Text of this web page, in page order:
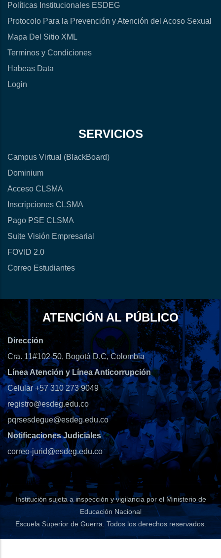
Políticas Institucionales ESDEG
Protocolo Para la Prevención y Atención del Acoso Sexual
Mapa Del Sitio XML
Terminos y Condiciones
Habeas Data
Login
SERVICIOS
Campus Virtual (BlackBoard)
Dominium
Acceso CLSMA
Inscripciones CLSMA
Pago PSE CLSMA
Suite Visión Empresarial
FOVID 2.0
Correo Estudiantes
ATENCIÓN AL PÚBLICO
Dirección
Cra. 11#102-50, Bogotá D.C, Colombia
Línea Atención y Línea Anticorrupción
Celular +57 310 273 9049
registro@esdeg.edu.co
pqrsesdegue@esdeg.edu.co
Notificaciones Judiciales
correo-jurid@esdeg.edu.co
Institución sujeta a inspección y vigilancia por el Ministerio de
Educación Nacional
Escuela Superior de Guerra. Todos los derechos reservados.